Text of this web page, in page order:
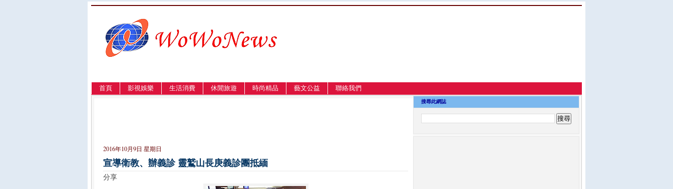
首頁 影視娛樂 生活消費 休閒旅遊 時尚精品 藝文公益 聯絡我們
2016年10月9日 星期日
宣導衛教、辦義診 靈鷲山長庚義診團抵緬
分享
搜尋此網誌